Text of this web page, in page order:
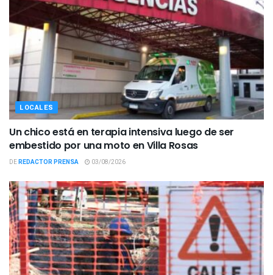
LOCALES
Un chico está en terapia intensiva luego de ser
embestido por una moto en Villa Rosas
DEREDACTOR PRENSA 03/08/2026